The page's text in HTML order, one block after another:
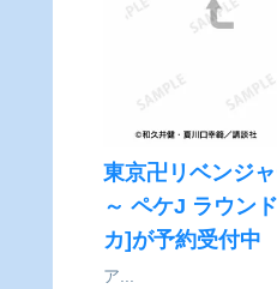
東京卍リベンジ
～ ペケJ ラウン
カ]が予約受付中
ア...